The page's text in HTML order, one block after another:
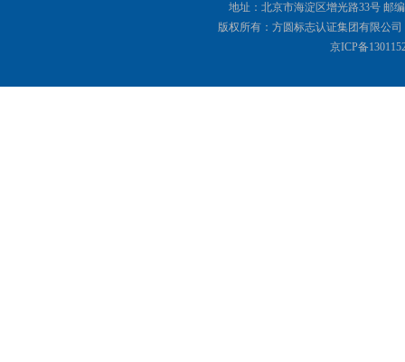
地址：北京市海淀区增光路33号 邮编
版权所有：方圆标志认证集团有限公司
京ICP备